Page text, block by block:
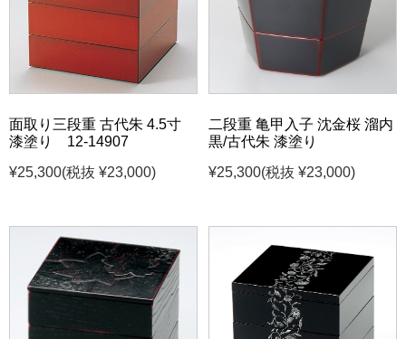
面取り三段重 古代朱 4.5寸
漆塗り 12-14907
¥25,300(税抜 ¥23,000)
二段重 亀甲入子 沈金桜 溜内
黒/古代朱 漆塗り
¥25,300(税抜 ¥23,000)